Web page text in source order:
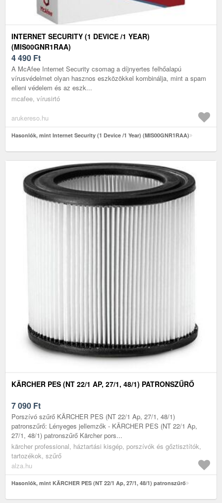
INTERNET SECURITY (1 DEVICE /1 YEAR)
(MIS00GNR1RAA)
4 490 Ft
A McAfee Internet Security csomag a díjnyertes felhőalapú
vírusvédelmet olyan hasznos eszközökkel kombinálja, mint a spam
elleni védelem és az eszk...
mcafee, vírusirtó
arukereso.hu
Hasonlók, mint Internet Security (1 Device /1 Year) (MIS00GNR1RAA)
KÄRCHER PES (NT 22/1 AP, 27/1, 48/1) PATRONSZŰRŐ
7 090 Ft
Porszívó szűrő KÄRCHER PES (NT 22/1 Ap, 27/1, 48/1)
patronszűrő: Lényeges jellemzők - KÄRCHER PES (NT 22/1 Ap,
27/1, 48/1) patronszűrő Kärcher pors...
kärcher professional, háztartási kisgép, porszívók és gőztisztítók,
tartozékok, szűrő
alza.hu
Hasonlók, mint KÄRCHER PES (NT 22/1 Ap, 27/1, 48/1) patronszűrő